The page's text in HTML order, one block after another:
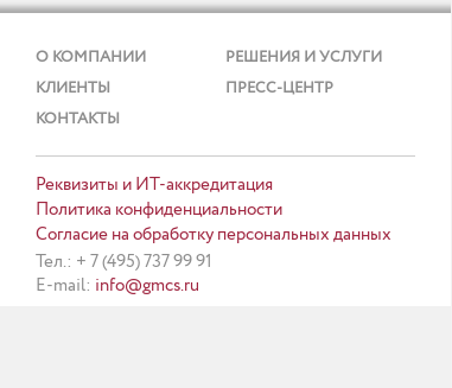
О КОМПАНИИ
РЕШЕНИЯ И УСЛУГИ
КЛИЕНТЫ
ПРЕСС-ЦЕНТР
КОНТАКТЫ
Реквизиты и ИТ-аккредитация
Политика конфиденциальности
Согласие на обработку персональных данных
Тел.: + 7 (495) 737 99 91
E-mail: info@gmcs.ru